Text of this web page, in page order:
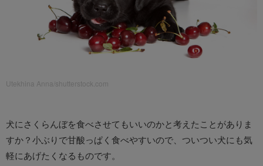
Utekhina Anna/shutterstock.com
犬にさくらんぼを食べさせてもいいのかと考えたことがありま
すか？小ぶりで甘酸っぱく食べやすいので、ついつい犬にも気
軽にあげたくなるものです。